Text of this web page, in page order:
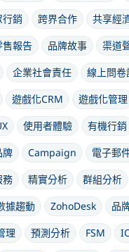
行銷 跨界合作 共享經
售報告 品牌故事
渠道
企業社會責任 線上問卷
遊戲化CRM 遊戲化管理
使用者體驗 有機行銷
牌 Campaign 電子郵
務 精實分析 群組分析
據趨動 ZohoDesk 品
理 預測分析 FSM